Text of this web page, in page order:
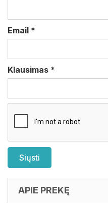
Email *
Klausimas *
APIE PREKĘ